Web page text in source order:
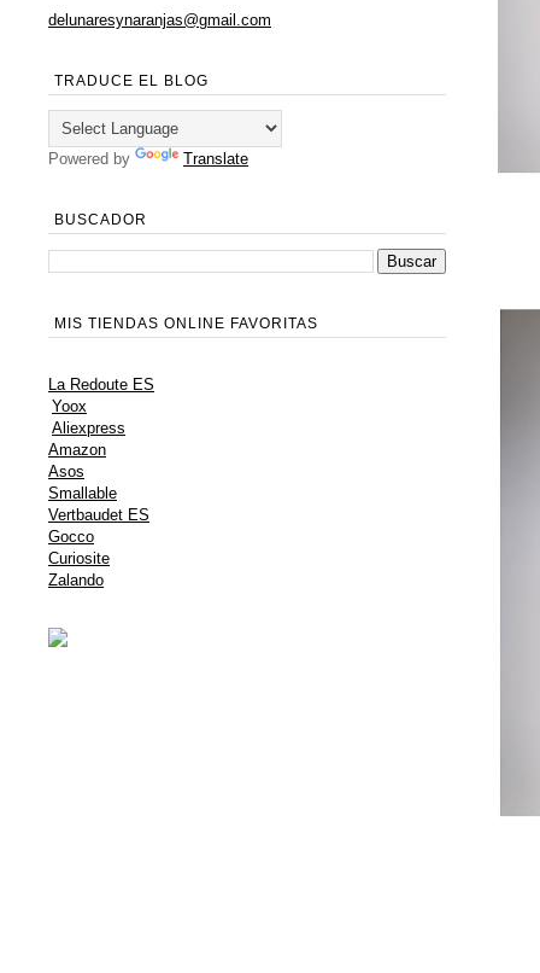
delunaresynaranjas@gmail.com
TRADUCE EL BLOG
Powered by Translate
BUSCADOR
MIS TIENDAS ONLINE FAVORITAS
La Redoute ES
Yoox
Aliexpress
Amazon
Asos
Smallable
Vertbaudet ES
Gocco
Curiosite
Zalando